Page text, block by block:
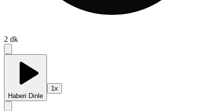
2 dk
Haberi Dinle
1x